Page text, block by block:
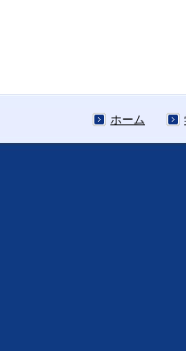
ホーム